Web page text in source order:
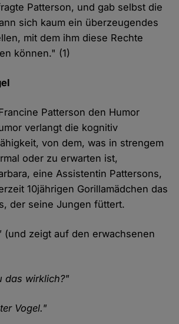
Patterson, und gab selbst die
sich kaum ein überzeugendes
mit dem ihm diese Rechte
können." (1)
Patterson den Humor
verlangt die kognitiv
von dem, was in strengem
oder zu erwarten ist,
eine Assistentin Pattersons,
10jährigen Gorillamädchen das
der seine Jungen füttert.
(und zeigt auf den erwachsenen
das wirklich?"
Vogel."